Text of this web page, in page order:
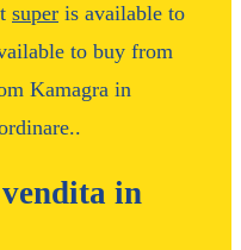
super is available to
to buy from
Kamagra in
in